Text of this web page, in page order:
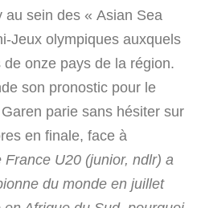
sein des « Asian Sea
Jeux olympiques auxquels
onze pays de la région.
son pronostic pour le
parie sans hésiter sur
en finale, face à
France U20 (junior, ndlr) a
du monde en juillet